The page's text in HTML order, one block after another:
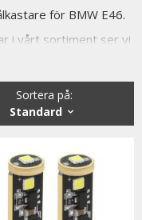
för BMW E46.
i vårt sortiment ser vi
eller per mail
Sortera på:
Standard